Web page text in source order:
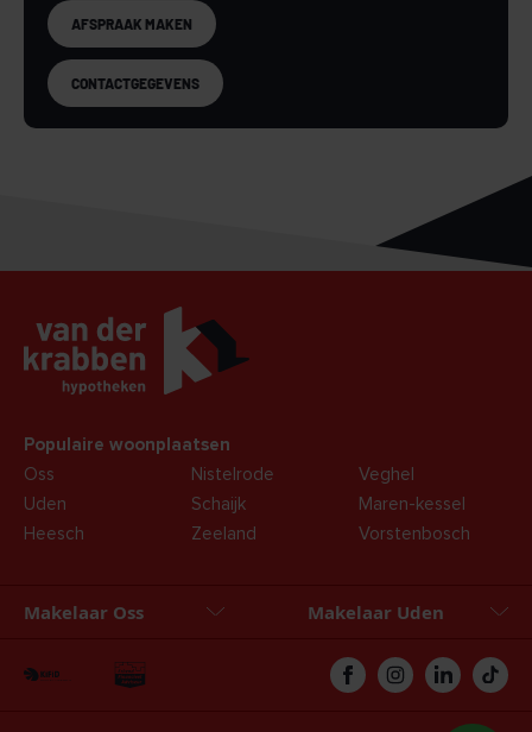
AFSPRAAK MAKEN
CONTACTGEGEVENS
Populaire woonplaatsen
Oss
Uden
Heesch
Nistelrode
Schaijk
Zeeland
Veghel
Maren-kessel
Vorstenbosch
Makelaar Oss Makelaar Uden